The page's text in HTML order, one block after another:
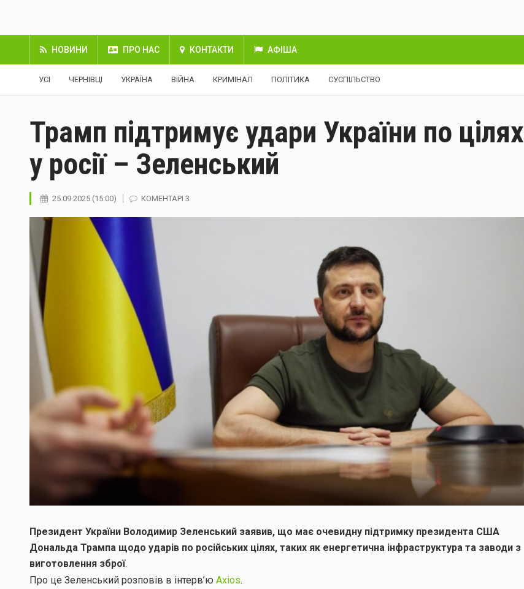
НОВИНИ ПРО НАС КОНТАКТИ АФІША
УСІ ЧЕРНІВЦІ УКРАЇНА ВІЙНА КРИМІНАЛ ПОЛІТИКА СУСПІЛЬСТВО
Трамп підтримує удари України по цілях
у росії – Зеленський
25.09.2025 (15:00) КОМЕНТАРІ 3
Президент України Володимир Зеленський заявив, що має очевидну підтримку президента США
Дональда Трампа щодо ударів по російських цілях, таких як енергетична інфраструктура та заводи з
виготовлення зброї.
Про це Зеленський розповів в інтерв’ю Axios.